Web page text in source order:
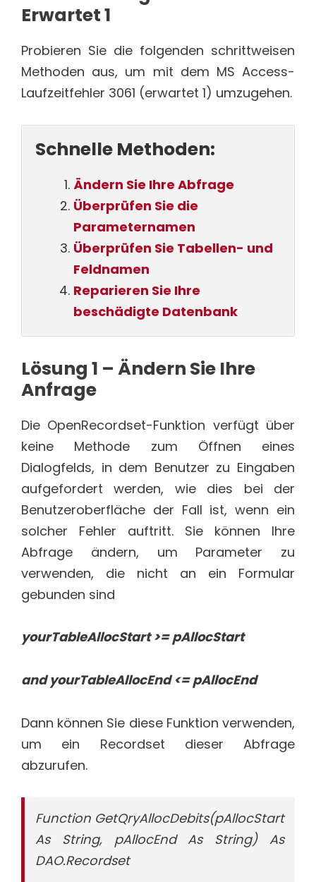
Erwartet 1
Probieren Sie die folgenden schrittweisen
Methoden aus, um mit dem MS Access-
Laufzeitfehler 3061 (erwartet 1) umzugehen.
Schnelle Methoden:
Ändern Sie Ihre Abfrage
Überprüfen Sie die
Parameternamen
Überprüfen Sie Tabellen- und
Feldnamen
Reparieren Sie Ihre
beschädigte Datenbank
Lösung 1 – Ändern Sie Ihre
Anfrage
Die OpenRecordset-Funktion verfügt über
keine Methode zum Öffnen eines
Dialogfelds, in dem Benutzer zu Eingaben
aufgefordert werden, wie dies bei der
Benutzeroberfläche der Fall ist, wenn ein
solcher Fehler auftritt. Sie können Ihre
Abfrage ändern, um Parameter zu
verwenden, die nicht an ein Formular
gebunden sind
yourTableAllocStart >= pAllocStart
and yourTableAllocEnd <= pAllocEnd
Dann können Sie diese Funktion verwenden,
um ein Recordset dieser Abfrage
abzurufen.
Function GetQryAllocDebits(pAllocStart
As String, pAllocEnd As String) As
DAO.Recordset